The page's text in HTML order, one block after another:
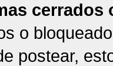
cerrados
o
postear,